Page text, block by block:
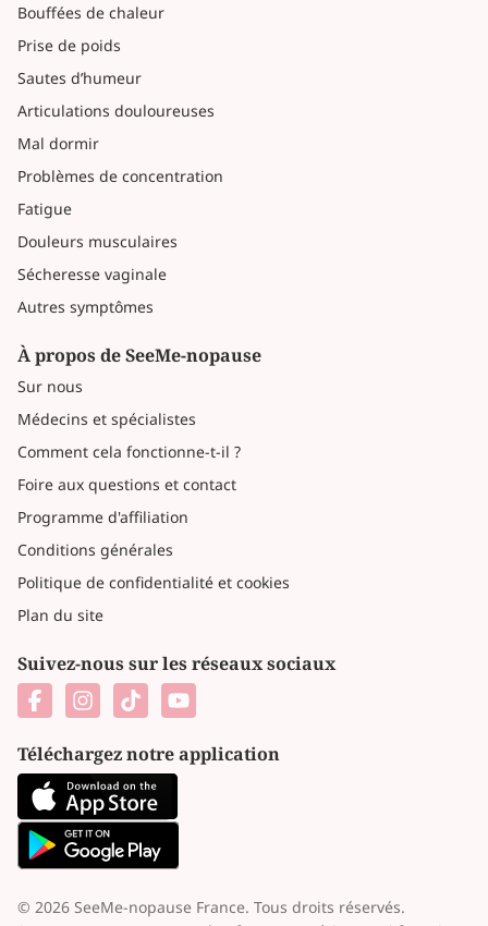
Bouffées de chaleur
Prise de poids
Sautes d’humeur
Articulations douloureuses
Mal dormir
Problèmes de concentration
Fatigue
Douleurs musculaires
Sécheresse vaginale
Autres symptômes
À propos de SeeMe-nopause
Sur nous
Médecins et spécialistes
Comment cela fonctionne-t-il ?
Foire aux questions et contact
Programme d'affiliation
Conditions générales
Politique de confidentialité et cookies
Plan du site
Suivez-nous sur les réseaux sociaux
Téléchargez notre application
© 2026 SeeMe-nopause France. Tous droits réservés.